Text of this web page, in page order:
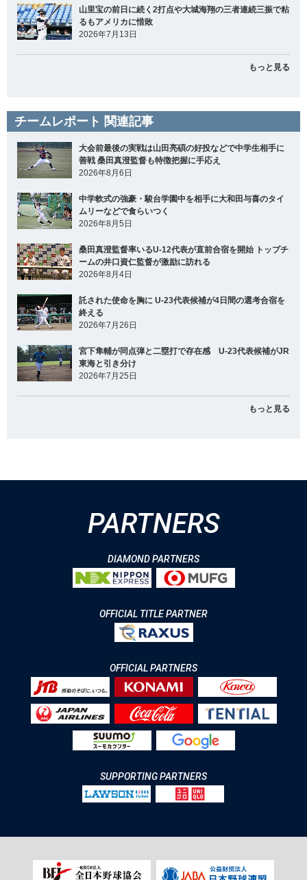
山里宝の前日に続く2打点や大城海翔の三者連続三振で粘
るもアメリカに惜敗
2026年7月13日
もっと見る
チームレポート 関連記事
大会前最後の実戦は山田亮碩の好投などで中学生相手に
善戦 桑田真澄監督も特徴把握に手応え
2026年8月6日
中学軟式の強豪・駿台学園中を相手に大和田与喜のタイ
ムリーなどで食らいつく
2026年8月5日
桑田真澄監督率いるU-12代表が直前合宿を開始 トップチ
ームの井口資仁監督が激励に訪れる
2026年8月4日
託された使命を胸に U-23代表候補が4日間の選考合宿を
終える
2026年7月26日
宮下隼輔が同点弾と二塁打で存在感 U-23代表候補がJR
東海と引き分け
2026年7月25日
もっと見る
PARTNERS
DIAMOND PARTNERS
OFFICIAL TITLE PARTNER
OFFICIAL PARTNERS
SUPPORTING PARTNERS